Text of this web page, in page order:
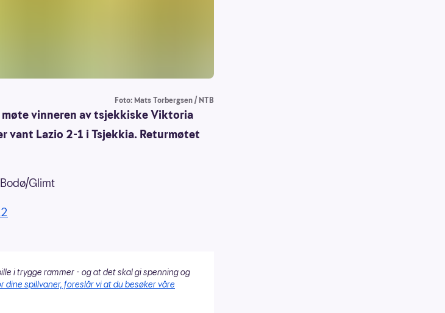
Foto: Mats Torbergsen / NTB
vinneren av tsjekkiske Viktoria
vant Lazio 2-1 i Tsjekkia. Returmøtet
Glimt
i trygge rammer - og at det skal gi spenning og
dine spillvaner, foreslår vi at du besøker våre